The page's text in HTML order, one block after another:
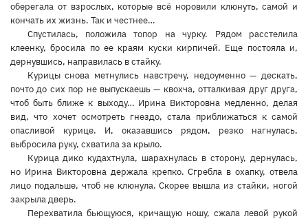
оберегала от взрослых, которые всё норовили клюнуть, самой и
кончать их жизнь. Так и честнее…
Спустилась, положила топор на чурку. Рядом расстелила
клеенку, бросила по ее краям куски кирпичей. Еще постояла и,
дернувшись, направилась в стайку.
Курицы снова метнулись навстречу, недоуменно — дескать,
почто до сих пор не выпускаешь — квохча, отталкивая друг друга,
чтоб быть ближе к выходу… Ирина Викторовна медленно, делая
вид, что хочет осмотреть гнездо, стала приближаться к самой
опасливой курице. И, оказавшись рядом, резко нагнулась,
выбросила руку, схватила за крыло.
Курица дико кудахтнула, шарахнулась в сторону, дернулась,
но Ирина Викторовна держала крепко. Сгребла в охапку, отвела
лицо подальше, чтоб не клюнула. Скорее вышла из стайки, ногой
закрыла дверь.
Перехватила бьющуюся, кричащую ношу, сжала левой рукой